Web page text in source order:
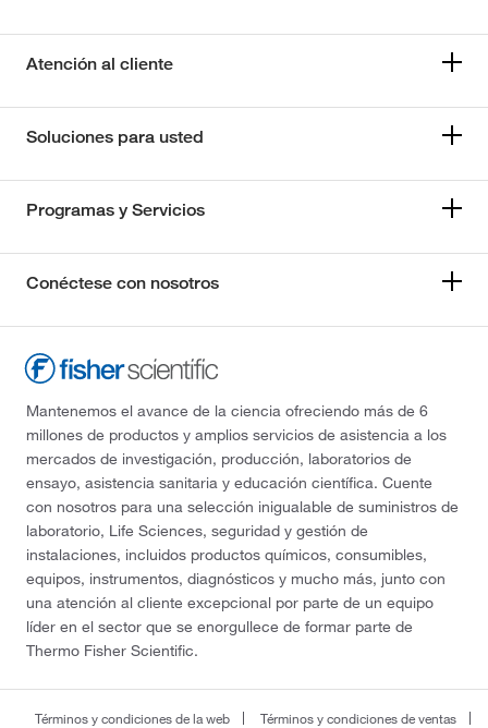
Atención al cliente
Soluciones para usted
Programas y Servicios
Conéctese con nosotros
Mantenemos el avance de la ciencia ofreciendo más de 6
millones de productos y amplios servicios de asistencia a los
mercados de investigación, producción, laboratorios de
ensayo, asistencia sanitaria y educación científica. Cuente
con nosotros para una selección inigualable de suministros de
laboratorio, Life Sciences, seguridad y gestión de
instalaciones, incluidos productos químicos, consumibles,
equipos, instrumentos, diagnósticos y mucho más, junto con
una atención al cliente excepcional por parte de un equipo
líder en el sector que se enorgullece de formar parte de
Thermo Fisher Scientific.
Términos y condiciones de la web
Términos y condiciones de ventas